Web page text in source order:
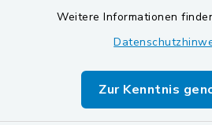
Weitere Informationen
Zur Kenntnis